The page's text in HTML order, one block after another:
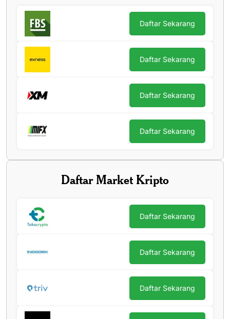
Daftar Sekarang
Daftar Sekarang
Daftar Sekarang
Daftar Sekarang
Daftar Market Kripto
Daftar Sekarang
Daftar Sekarang
Daftar Sekarang